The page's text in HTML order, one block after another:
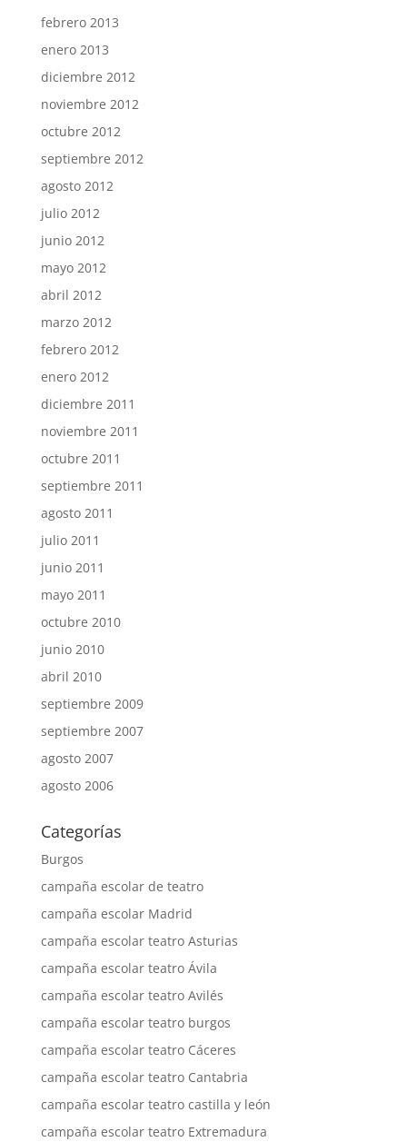
febrero 2013
enero 2013
diciembre 2012
noviembre 2012
octubre 2012
septiembre 2012
agosto 2012
julio 2012
junio 2012
mayo 2012
abril 2012
marzo 2012
febrero 2012
enero 2012
diciembre 2011
noviembre 2011
octubre 2011
septiembre 2011
agosto 2011
julio 2011
junio 2011
mayo 2011
octubre 2010
junio 2010
abril 2010
septiembre 2009
septiembre 2007
agosto 2007
agosto 2006
Categorías
Burgos
campaña escolar de teatro
campaña escolar Madrid
campaña escolar teatro Asturias
campaña escolar teatro Ávila
campaña escolar teatro Avilés
campaña escolar teatro burgos
campaña escolar teatro Cáceres
campaña escolar teatro Cantabria
campaña escolar teatro castilla y león
campaña escolar teatro Extremadura